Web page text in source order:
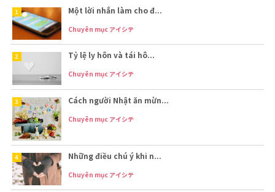
Một lời nhắn làm cho đ...
Chuyên mục アイシテ
Tỷ lệ ly hôn và tái hô...
Chuyên mục アイシテ
Cách người Nhật ăn mừn...
Chuyên mục アイシテ
Những điều chú ý khi n...
Chuyên mục アイシテ